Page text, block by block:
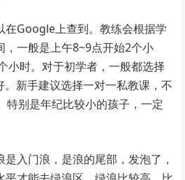
在Google上查到。教练会根据学
，一般是上午8~9点开始2个小
小时。对于初学者，一般都选择
新手建议选择一对一私教课，不
特别是年纪比较小的孩子，一定
入门浪，是浪的尾部，发泡了，